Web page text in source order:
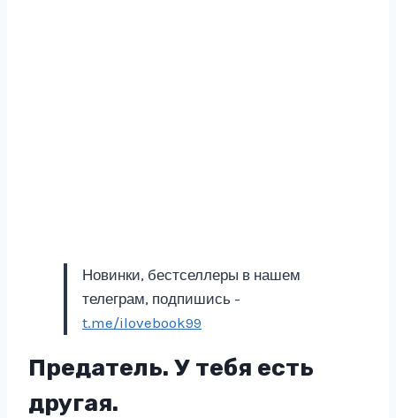
Новинки, бестселлеры в нашем
телеграм, подпишись -
t.me/ilovebook99
Предатель. У тебя есть
другая.